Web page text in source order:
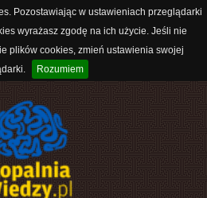
Pozostawiając w ustawieniach przeglądarki
wyrażasz zgodę na ich użycie. Jeśli nie
plików cookies, zmień ustawienia swojej
Rozumiem